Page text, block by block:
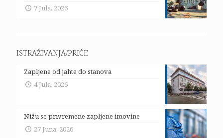
7 Jula, 2026
ISTRAŽIVANJA/PRIČE
Zapljene od jahte do stanova
4 Jula, 2026
Nižu se privremene zapljene imovine
27 Juna, 2026